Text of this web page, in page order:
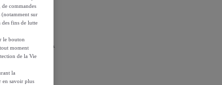
les conditions.
commandes
(notamment sur
des fins de lutte
le bouton
moment
de la Vie
la
en savoir plus